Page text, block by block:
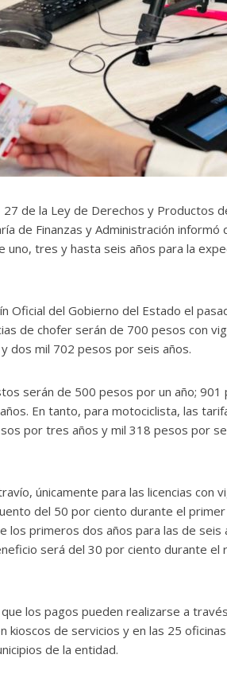
de la Ley de Derechos y Productos
de Finanzas y Administración informó
uno, tres y hasta seis años para la
Oficial del Gobierno del Estado el
de chofer serán de 700 pesos con
dos mil 702 pesos por seis años.
serán de 500 pesos por un año; 901
En tanto, para motociclista, las
por tres años y mil 318 pesos por
únicamente para las licencias con
del 50 por ciento durante el primer
los primeros dos años para las de seis
será del 30 por ciento durante el
los pagos pueden realizarse a
kioscos de servicios y en las 25
de la entidad.